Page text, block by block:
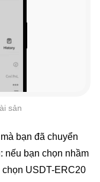
sản
bạn đã chuyển
nếu bạn chọn nhầm
USDT-ERC20